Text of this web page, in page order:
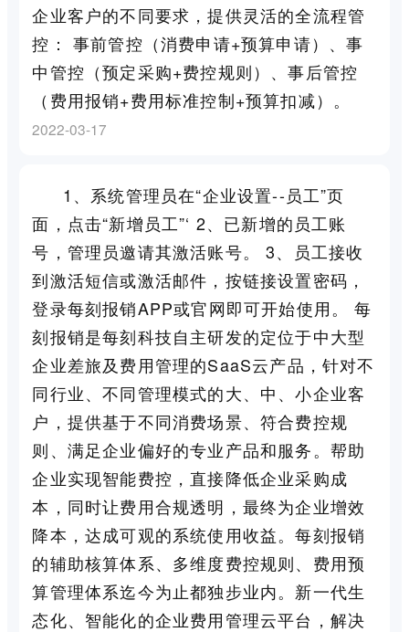
企业客户的不同要求，提供灵活的全流程管
控： 事前管控（消费申请+预算申请）、事
中管控（预定采购+费控规则）、事后管控
（费用报销+费用标准控制+预算扣减）。
2022-03-17
1、系统管理员在“企业设置--员工”页
面，点击“新增员工”‘ 2、已新增的员工账
号，管理员邀请其激活账号。 3、员工接收
到激活短信或激活邮件，按链接设置密码，
登录每刻报销APP或官网即可开始使用。 每
刻报销是每刻科技自主研发的定位于中大型
企业差旅及费用管理的SaaS云产品，针对不
同行业、不同管理模式的大、中、小企业客
户，提供基于不同消费场景、符合费控规
则、满足企业偏好的专业产品和服务。帮助
企业实现智能费控，直接降低企业采购成
本，同时让费用合规透明，最终为企业增效
降本，达成可观的系统使用收益。每刻报销
的辅助核算体系、多维度费控规则、费用预
算管理体系迄今为止都独步业内。新一代生
态化、智能化的企业费用管理云平台，解决